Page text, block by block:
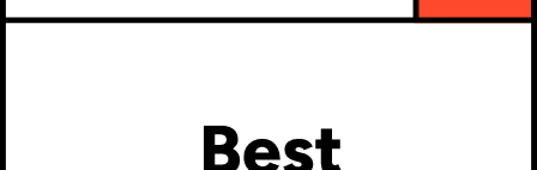
our work environment is an enjoyable place where we actually want
to show up on Monday morning!